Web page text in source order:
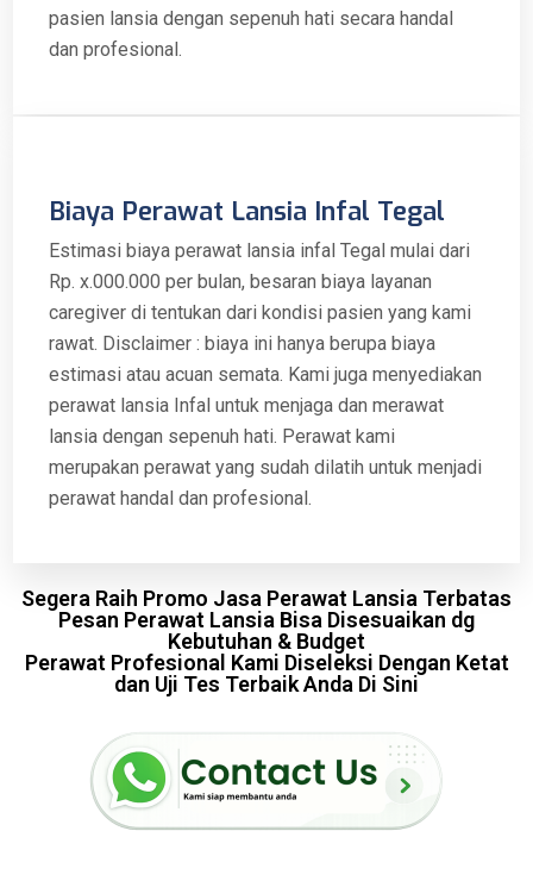
pasien lansia dengan sepenuh hati secara handal
dan profesional.
Biaya Perawat Lansia Infal Tegal
Estimasi biaya perawat lansia infal Tegal mulai dari
Rp. x.000.000 per bulan, besaran biaya layanan
caregiver di tentukan dari kondisi pasien yang kami
rawat. Disclaimer : biaya ini hanya berupa biaya
estimasi atau acuan semata. Kami juga menyediakan
perawat lansia Infal untuk menjaga dan merawat
lansia dengan sepenuh hati. Perawat kami
merupakan perawat yang sudah dilatih untuk menjadi
perawat handal dan profesional.
Segera Raih Promo Jasa Perawat Lansia Terbatas
Pesan Perawat Lansia Bisa Disesuaikan dg
Kebutuhan & Budget
Perawat Profesional Kami Diseleksi Dengan Ketat
dan Uji Tes Terbaik Anda Di Sini